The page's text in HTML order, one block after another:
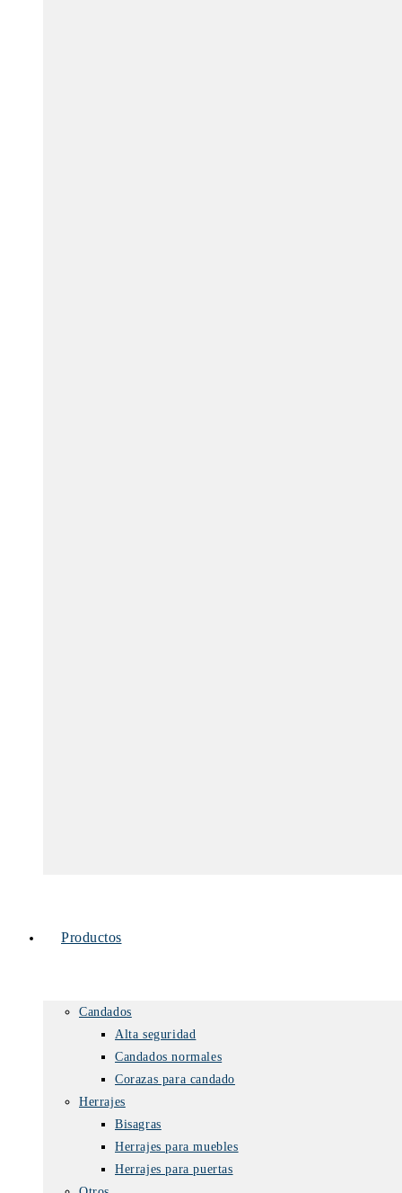
Productos
Candados
Alta seguridad
Candados normales
Corazas para candado
Herrajes
Bisagras
Herrajes para muebles
Herrajes para puertas